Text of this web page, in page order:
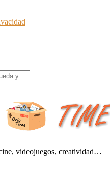
videojuegos, creatividad…